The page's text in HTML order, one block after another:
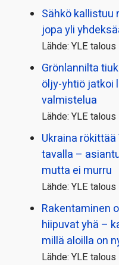
Sähkö kallistuu
jopa yli
Lähde: YLE talous
Grönlannilta
öljy-yhtiö jatkoi
valmistelua
Lähde: YLE talous
Ukraina
tavalla –
mutta ei murru
Lähde: YLE talous
Rakentaminen
hiipuvat yhä –
millä aloilla on
Lähde: YLE talous